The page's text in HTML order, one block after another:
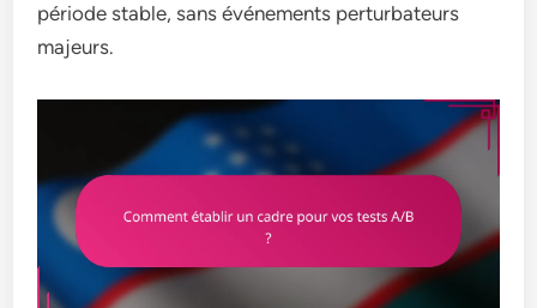
période stable, sans événements perturbateurs
majeurs.